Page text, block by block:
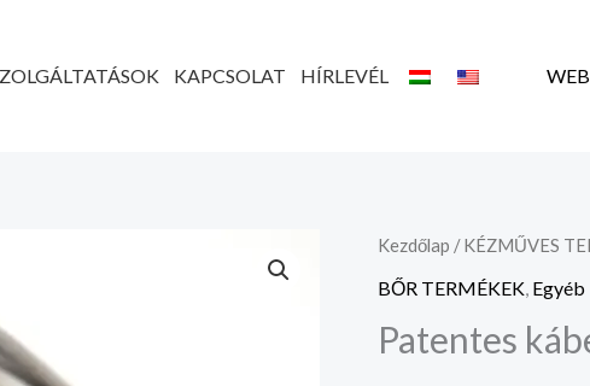
KAPCSOLAT HÍRLEVÉL
Kezdőlap /KÉZMŰVES
BŐR TERMÉKEK,
Patentes
Patentes
kábelrendező